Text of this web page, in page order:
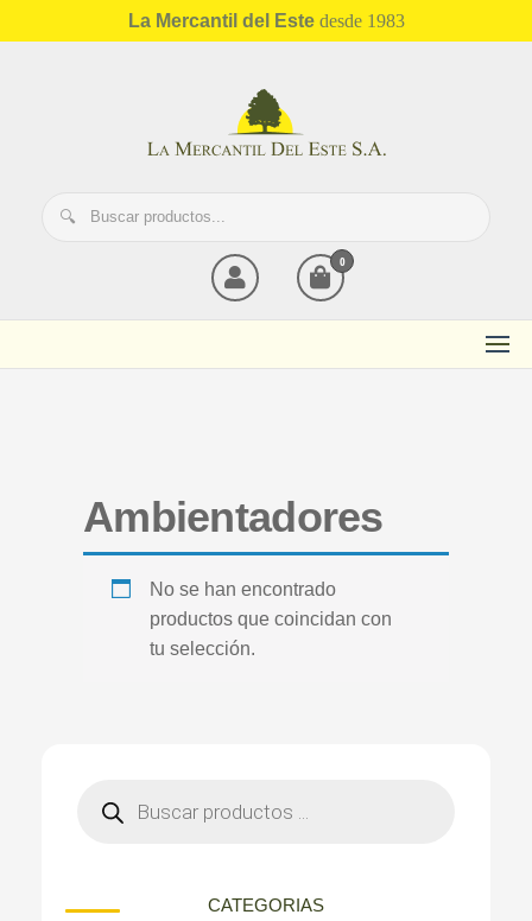
La Mercantil del Este desde 1983
0
Ambientadores
No se han encontrado
productos que coincidan con
tu selección.
CATEGORIAS